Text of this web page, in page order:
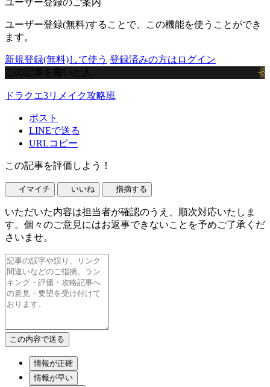
ユーザー登録のご案内
ユーザー登録(無料)することで、この機能を使うことができ
ます。
新規登録(無料)して使う 登録済みの方はログイン
この記事を書いた人
ドラクエ3リメイク攻略班
ポスト
LINEで送る
URLコピー
この記事を評価しよう！
イマイチ いいね 指摘する
いただいた内容は担当者が確認のうえ、順次対応いたしま
す。個々のご意見にはお返事できないことを予めご了承くだ
さいませ。
情報が正確
情報が早い